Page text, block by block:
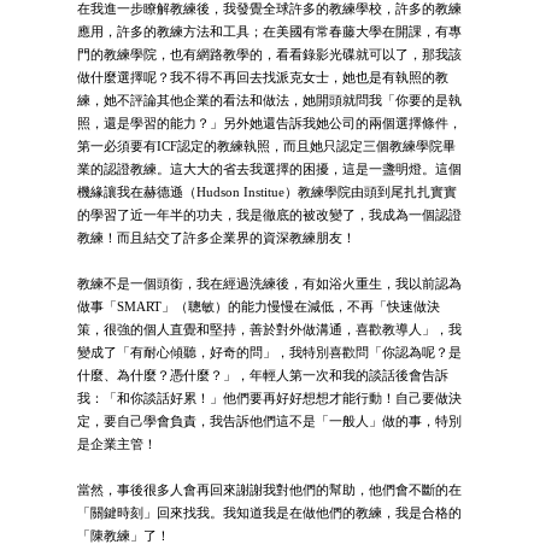
在我進一步瞭解教練後，我發覺全球許多的教練學校，許多的教練
應用，許多的教練方法和工具；在美國有常春藤大學在開課，有專
門的教練學院，也有網路教學的，看看錄影光碟就可以了，那我該
做什麼選擇呢？我不得不再回去找派克女士，她也是有執照的教
練，她不評論其他企業的看法和做法，她開頭就問我「你要的是執
照，還是學習的能力？」另外她還告訴我她公司的兩個選擇條件，
第一必須要有ICF認定的教練執照，而且她只認定三個教練學院畢
業的認證教練。這大大的省去我選擇的困擾，這是一盞明燈。這個
機緣讓我在赫德遜（Hudson Institue）教練學院由頭到尾扎扎實實
的學習了近一年半的功夫，我是徹底的被改變了，我成為一個認證
教練！而且結交了許多企業界的資深教練朋友！
教練不是一個頭銜，我在經過洗練後，有如浴火重生，我以前認為
做事「SMART」（聰敏）的能力慢慢在減低，不再「快速做決
策，很強的個人直覺和堅持，善於對外做溝通，喜歡教導人」，我
變成了「有耐心傾聽，好奇的問」，我特別喜歡問「你認為呢？是
什麼、為什麼？憑什麼？」，年輕人第一次和我的談話後會告訴
我：「和你談話好累！」他們要再好好想想才能行動！自己要做決
定，要自己學會負責，我告訴他們這不是「一般人」做的事，特別
是企業主管！
當然，事後很多人會再回來謝謝我對他們的幫助，他們會不斷的在
「關鍵時刻」回來找我。我知道我是在做他們的教練，我是合格的
「陳教練」了！